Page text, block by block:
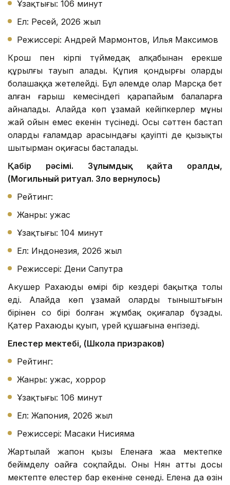
Ұзақтығы: 106 минут
Ел: Ресей, 2026 жыл
Режиссері: Андрей Мармонтов, Илья Максимов
Крош пен кірпі түймедақ алқабынан ерекше
құрылғы тауып алады. Құпия қондырғы оларды
болашаққа жетелейді. Бұл әлемде олар Марсқа бет
алған ғарыш кемесіндегі қарапайым балаларға
айналады. Алайда көп ұзамай кейіпкерлер мұның
жай ойын емес екенін түсінеді. Осы сәттен бастап
олардың ғаламдар арасындағы қауіпті де қызықты
шытырман оқиғасы басталады.
Қабір рәсімі. Зұлымдық қайта оралды,
(Могильный ритуал. Зло вернулось)
Рейтинг:
Жанры: ужас
Ұзақтығы: 104 минут
Ел: Индонезия, 2026 жыл
Режиссері: Дени Сапутра
Акушер Рахаюдың өмірі бір кездері бақытқа толы
еді. Алайда көп ұзамай олардың тыныштығын
бірінен соң бірі болған жұмбақ оқиғалар бұзады.
Қатер Рахаюды қуып, үрей құшағына енгізеді.
Елестер мектебі, (Школа призраков)
Рейтинг:
Жанры: ужас, хоррор
Ұзақтығы: 106 минут
Ел: Жапония, 2026 жыл
Режиссері: Масаки Нисияма
Жартылай жапон қызы Еленаға жаңа мектепке
бейімделу оңайға соқпайды. Оның Нян атты досы
мектепте елестер бар екеніне сенеді. Елена да өзін